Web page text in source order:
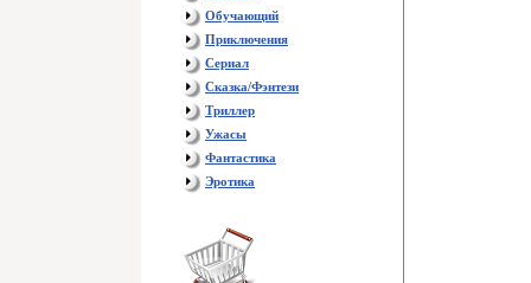
Обучающий
Приключения
Сериал
Сказка/Фэнтези
Триллер
Ужасы
Фантастика
Эротика